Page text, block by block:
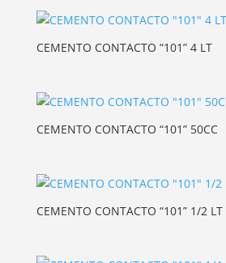
CEMENTO CONTACTO “101” 4 LT
CEMENTO CONTACTO “101” 50CC
CEMENTO CONTACTO “101” 1/2 LT